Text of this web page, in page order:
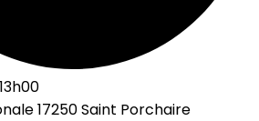
17250 Saint Porchaire